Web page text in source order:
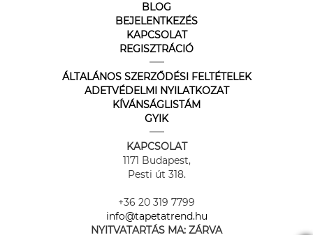
BLOG
BEJELENTKEZÉS
KAPCSOLAT
REGISZTRÁCIÓ
ÁLTALÁNOS SZERZŐDÉSI FELTÉTELEK
ADETVÉDELMI NYILATKOZAT
KÍVÁNSÁGLISTÁM
GYIK
KAPCSOLAT
1171 Budapest,
Pesti út 318.
+36 20 319 7799
info@tapetatrend.hu
NYITVATARTÁS MA: ZÁRVA